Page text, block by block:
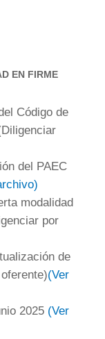
EN FIRME
Código de
del PAEC
modalidad
por
de
(Ver
2025 (Ver